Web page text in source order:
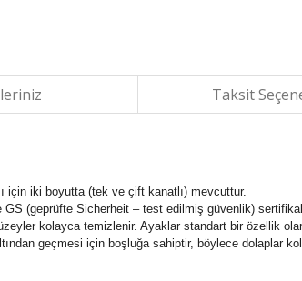
Taksit
için iki boyutta (tek ve çift kanatlı) mevcuttur.
(geprüfte Sicherheit – test edilmiş güvenlik)
kolayca temizlenir. Ayaklar standart bir özellik
geçmesi için boşluğa sahiptir, böylece dolaplar